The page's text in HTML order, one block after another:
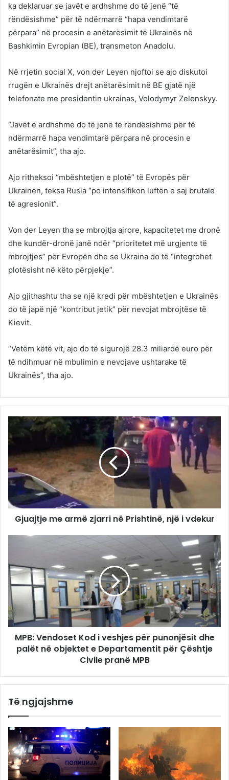
ka deklaruar se javët e ardhshme do të jenë “të
rëndësishme” për të ndërmarrë “hapa vendimtarë
përpara” në procesin e anëtarësimit të Ukrainës në
Bashkimin Evropian (BE), transmeton Anadolu.
Në rrjetin social X, von der Leyen njoftoi se ajo diskutoi
rrugën e Ukrainës drejt anëtarësimit në BE gjatë një
telefonate me presidentin ukrainas, Volodymyr Zelenskyy.
“Javët e ardhshme do të jenë të rëndësishme për të
ndërmarrë hapa vendimtarë përpara në procesin e
anëtarësimit”, tha ajo.
Ajo ritheksoi “mbështetjen e plotë” të Evropës për
Ukrainën, teksa Rusia “po intensifikon luftën e saj brutale
të agresionit”.
Von der Leyen tha se mbrojtja ajrore, kapacitetet me dronë
dhe kundër-dronë janë ndër “prioritetet më urgjente të
mbrojtjes” për Evropën dhe se Ukraina do të “integrohet
plotësisht në këto përpjekje”.
Ajo gjithashtu tha se një kredi për mbështetjen e Ukrainës
do të japë një “kontribut jetik” për nevojat mbrojtëse të
Kievit.
“Vetëm këtë vit, ajo do të sigurojë 28.3 miliardë euro për
të ndihmuar në mbulimin e nevojave ushtarake të
Ukrainës”, tha ajo.
Gjuajtje me armë zjarri në Prishtinë, një i vdekur
MPB: Vendoset Kod i veshjes për punonjësit dhe
palët në objektet e Departamentit për Çështje
Civile pranë MPB
Të ngjajshme